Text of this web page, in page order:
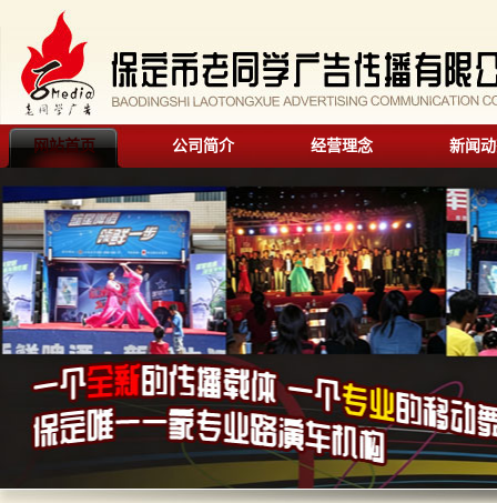
网站首页 公司简介 经营理念 新闻